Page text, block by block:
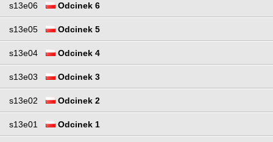
s13e06 Odcinek 6
s13e05 Odcinek 5
s13e04 Odcinek 4
s13e03 Odcinek 3
s13e02 Odcinek 2
s13e01 Odcinek 1